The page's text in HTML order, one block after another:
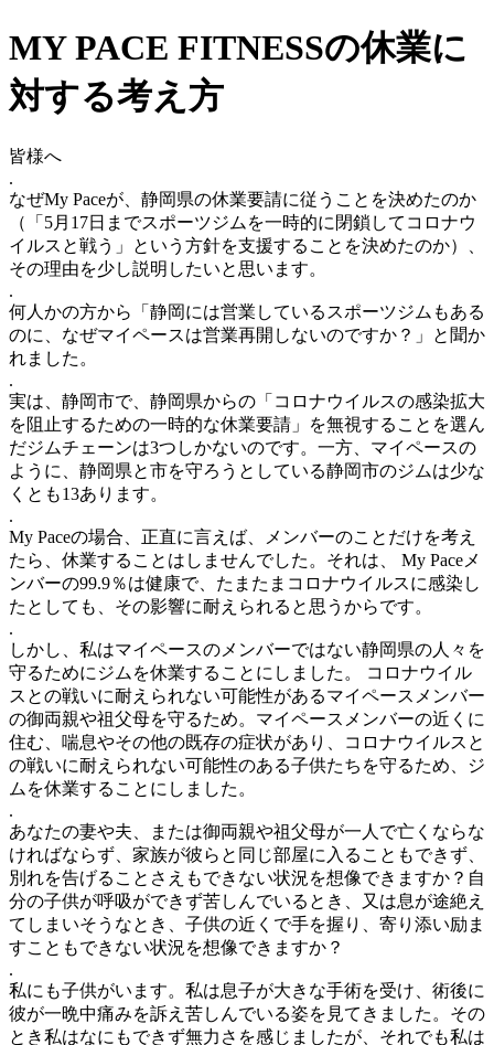
MY PACE FITNESSの休業に
対する考え方
皆様へ
.
なぜMy Paceが、静岡県の休業要請に従うことを決めたのか
（「5月17日までスポーツジムを一時的に閉鎖してコロナウ
イルスと戦う」という方針を支援することを決めたのか）、
その理由を少し説明したいと思います。
.
何人かの方から「静岡には営業しているスポーツジムもある
のに、なぜマイペースは営業再開しないのですか？」と聞か
れました。
.
実は、静岡市で、静岡県からの「コロナウイルスの感染拡大
を阻止するための一時的な休業要請」を無視することを選ん
だジムチェーンは3つしかないのです。一方、マイペースの
ように、静岡県と市を守ろうとしている静岡市のジムは少な
くとも13あります。
.
My Paceの場合、正直に言えば、メンバーのことだけを考え
たら、休業することはしませんでした。それは、 My Paceメ
ンバーの99.9％は健康で、たまたまコロナウイルスに感染し
たとしても、その影響に耐えられると思うからです。
.
しかし、私はマイペースのメンバーではない静岡県の人々を
守るためにジムを休業することにしました。 コロナウイル
スとの戦いに耐えられない可能性があるマイペースメンバー
の御両親や祖父母を守るため。マイペースメンバーの近くに
住む、喘息やその他の既存の症状があり、コロナウイルスと
の戦いに耐えられない可能性のある子供たちを守るため、ジ
ムを休業することにしました。
.
あなたの妻や夫、または御両親や祖父母が一人で亡くならな
ければならず、家族が彼らと同じ部屋に入ることもできず、
別れを告げることさえもできない状況を想像できますか？自
分の子供が呼吸ができず苦しんでいるとき、又は息が途絶え
てしまいそうなとき、子供の近くで手を握り、寄り添い励ま
すこともできない状況を想像できますか？
.
私にも子供がいます。私は息子が大きな手術を受け、術後に
彼が一晩中痛みを訴え苦しんでいる姿を見てきました。その
とき私はなにもできず無力さを感じましたが、それでも私は